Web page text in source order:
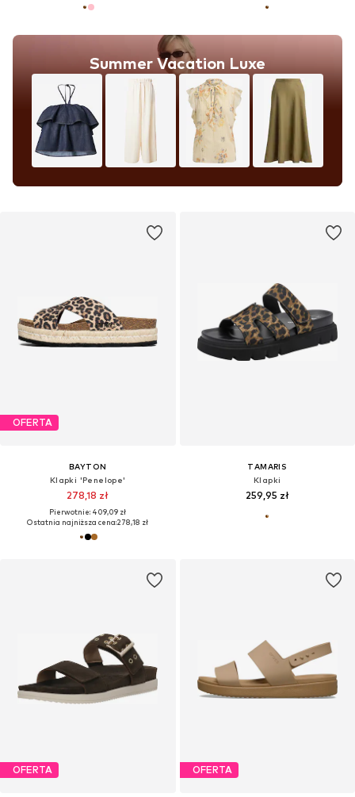
Summer Vacation Luxe
OFERTA
BAYTON
Klapki 'Penelope'
278,18 zł
Pierwotnie: 409,09 zł
Ostatnia najniższa cena:278,18 zł
TAMARIS
Klapki
259,95 zł
OFERTA OFERTA